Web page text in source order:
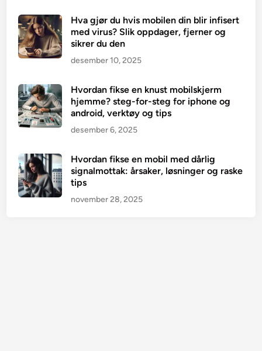
Hva gjør du hvis mobilen din blir infisert
med virus? Slik oppdager, fjerner og
sikrer du den
desember 10, 2025
Hvordan fikse en knust mobilskjerm
hjemme? steg-for-steg for iphone og
android, verktøy og tips
desember 6, 2025
Hvordan fikse en mobil med dårlig
signalmottak: årsaker, løsninger og raske
tips
november 28, 2025